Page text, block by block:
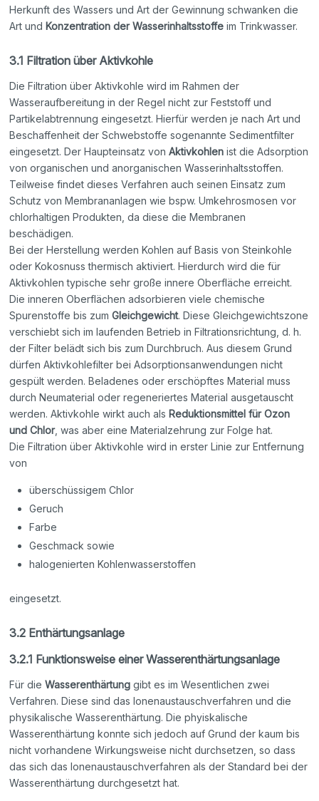
Herkunft des Wassers und Art der Gewinnung schwanken die
Art und Konzentration der Wasserinhaltsstoffe im Trinkwasser.
3.1 Filtration über Aktivkohle
Die Filtration über Aktivkohle wird im Rahmen der
Wasseraufbereitung in der Regel nicht zur Feststoff und
Partikelabtrennung eingesetzt. Hierfür werden je nach Art und
Beschaffenheit der Schwebstoffe sogenannte Sedimentfilter
eingesetzt. Der Haupteinsatz vonAktivkohlen ist die Adsorption
von organischen und anorganischen Wasserinhaltsstoffen.
Teilweise findet dieses Verfahren auch seinen Einsatz zum
Schutz von Membrananlagen wie bspw. Umkehrosmosen vor
chlorhaltigen Produkten, da diese die Membranen
beschädigen.
Bei der Herstellung werden Kohlen auf Basis von Steinkohle
oder Kokosnuss thermisch aktiviert. Hierdurch wird die für
Aktivkohlen typische sehr große innere Oberfläche erreicht.
Die inneren Oberflächen adsorbieren viele chemische
Spurenstoffe bis zumGleichgewicht. Diese Gleichgewichtszone
verschiebt sich im laufenden Betrieb in Filtrationsrichtung, d. h.
der Filter belädt sich bis zum Durchbruch. Aus diesem Grund
dürfen Aktivkohlefilter bei Adsorptionsanwendungen nicht
gespült werden. Beladenes oder erschöpftes Material muss
durch Neumaterial oder regeneriertes Material ausgetauscht
werden. Aktivkohle wirkt auch als Reduktionsmittel für Ozon
und Chlor, was aber eine Materialzehrung zur Folge hat.
Die Filtration über Aktivkohle wird in erster Linie zur Entfernung
von
überschüssigem Chlor
Geruch
Farbe
Geschmack sowie
halogenierten Kohlenwasserstoffen
eingesetzt.
3.2 Enthärtungsanlage
3.2.1 Funktionsweise einer Wasserenthärtungsanlage
Für dieWasserenthärtung gibt es im Wesentlichen zwei
Verfahren. Diese sind das Ionenaustauschverfahren und die
physikalische Wasserenthärtung. Die phyiskalische
Wasserenthärtung konnte sich jedoch auf Grund der kaum bis
nicht vorhandene Wirkungsweise nicht durchsetzen, so dass
das sich das Ionenaustauschverfahren als der Standard bei der
Wasserenthärtung durchgesetzt hat.